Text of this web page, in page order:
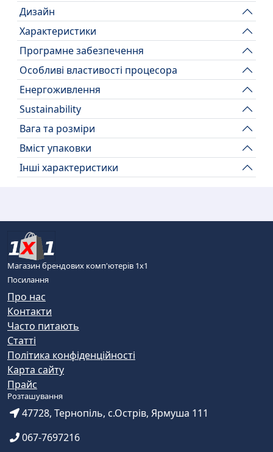
Дизайн
Характеристики
Програмне забезпечення
Особливі властивості процесора
Енергоживлення
Sustainability
Вага та розміри
Вміст упаковки
Інші характеристики
Магазин брендових комп'ютерів 1х1
Посилання
Про нас
Контакти
Часто питають
Статті
Політика конфіденційності
Карта сайту
Прайс
Розташування
47728, Тернопіль, с.Острів, Ярмуша 111
067-7697216